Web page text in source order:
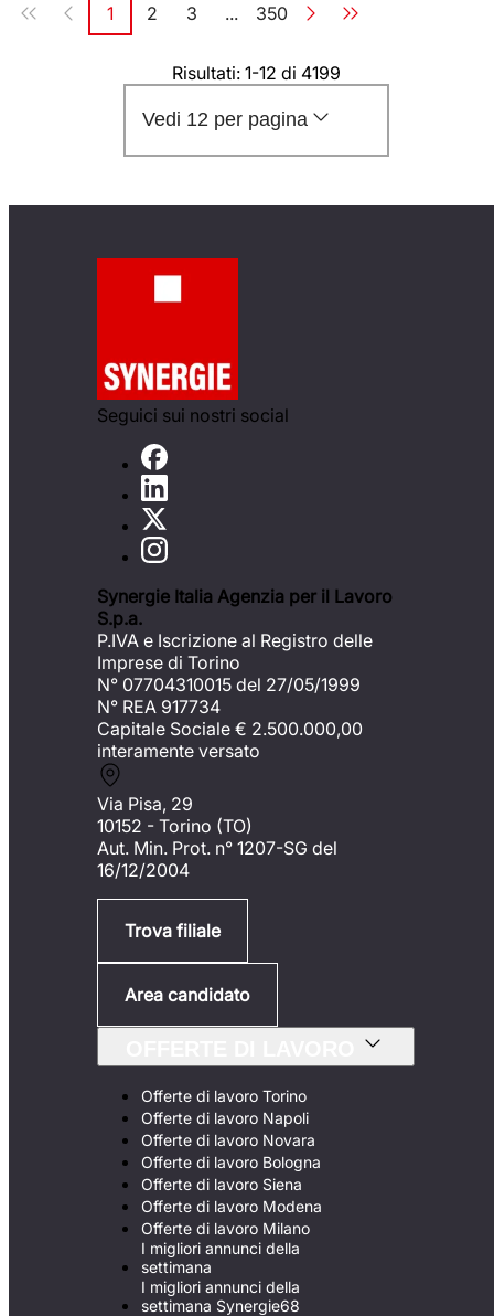
Pagina
1 Pagina
2 Pagina
3 ... Pagina
350
Risultati: 1-12 di 4199
Vedi 12 per pagina
Seguici sui nostri social
Synergie Italia Agenzia per il Lavoro
S.p.a.
P.IVA e Iscrizione al Registro delle
Imprese di Torino
N° 07704310015 del 27/05/1999
N° REA 917734
Capitale Sociale € 2.500.000,00
interamente versato
Via Pisa, 29
10152 - Torino (TO)
Aut. Min. Prot. n° 1207-SG del
16/12/2004
Trova filiale
Area candidato
Offerte di lavoro Torino
Offerte di lavoro Napoli
Offerte di lavoro Novara
Offerte di lavoro Bologna
Offerte di lavoro Siena
Offerte di lavoro Modena
Offerte di lavoro Milano
I migliori annunci della
settimana
I migliori annunci della
settimana Synergie68